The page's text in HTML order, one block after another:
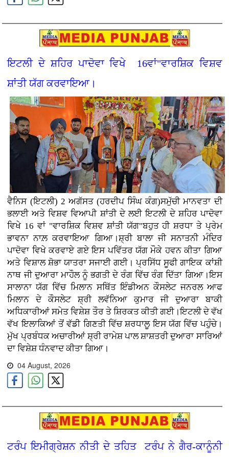
ਇਟਲੀ ਦੇ ਸ਼ਹਿਰ ਪਾਦੋਵਾ ਵਿਖੇ 16ਵਾਂ"ਵਾਰਸ਼ਿਕ ਵਿਸ਼ਵ
ਸ਼ਾਂਤੀ ਯੱਗ ਕਰਵਾਇਆ।
ਵੈਨਿਸ (ਇਟਲੀ) 2 ਅਗੱਸਤ (ਹਰਦੀਪ ਸਿੰਘ ਕੰਗ)ਸਮੁੱਚੀ ਮਾਨਵਤਾ ਦੀ
ਭਲਾਈ ਅਤੇ ਵਿਸ਼ਵ ਵਿਆਪੀ ਸ਼ਾਂਤੀ ਦੇ ਲਈ ਇਟਲੀ ਦੇ ਸ਼ਹਿਰ ਪਾਦੋਵਾ
ਵਿਖੇ 16 ਵਾਂ "ਵਾਰਸ਼ਿਕ ਵਿਸ਼ਵ ਸ਼ਾਂਤੀ ਯੱਗ"ਬਹੁਤ ਹੀ ਸ਼ਰਧਾ ਤੇ ਪ੍ਰੇਮ
ਭਾਵਨਾ ਨਾਲ਼ ਕਰਵਾਇਆ ਗਿਆ।ਸ਼੍ਰੀ ਬਾਲਾ ਜੀ ਸਨਾਤਨੀ ਮੰਦਿਰ
ਪਾਦੋਵਾ ਵਿਖੇ ਕਰਵਾਏ ਗਏ ਇਸ ਪਵਿੱਤਰ ਯੱਗ ਮੌਕੇ ਹਵਨ ਕੀਤਾ ਗਿਆ
ਅਤੇ ਵਿਸ਼ਾਲ ਸ਼ੋਭਾ ਯਾਤਰਾ ਸਜਾਈ ਗਈ। ਪ੍ਰਸਿੱਧ ਸੂਫੀ ਗਾਇਕ ਕਾਂਸ਼ੀ
ਨਾਥ ਜੀ ਦੁਆਰਾ ਮਾਹੌਲ ਨੂੰ ਭਗਤੀ ਦੇ ਰੰਗ ਵਿੱਚ ਰੰਗ ਦਿੱਤਾ ਗਿਆ।ਇਸ
ਸਾਲਾਨਾ ਯੱਗ ਵਿੱਚ ਮਿਲਾਨ ਸਥਿੱਤ ਇੰਡੀਅਨ ਕੌਸਲੇਟ ਜਨਰਲ ਆਫ
ਮਿਲਾਨ ਦੇ ਕੌਸਲੇਟ ਸ਼੍ਰੀ ਲਵੱਨਿਆ ਕੁਮਾਰ ਜੀ ਦੁਆਰਾ ਬਾਕੀ
ਅਧਿਕਾਰੀਆਂ ਸਮੇਤ ਵਿਸ਼ੇਸ਼ ਤੌਰ ਤੇ ਸ਼ਿਰਕਤ ਕੀਤੀ ਗਈ।ਇਟਲੀ ਦੇ ਵੱਖ
ਵੱਖ ਇਲਾਕਿਆਂ ਤੋਂ ਵੱਡੀ ਗਿਣਤੀ ਵਿੱਚ ਸ਼ਰਧਾਲੂ ਇਸ ਯੱਗ ਵਿੱਚ ਪਹੁੰਚੇ।
ਮੁੱਖ ਪ੍ਰਬੰਧਕ ਅਚਾਰੀਆਂ ਸ਼੍ਰੀ ਰਾਮੇਸ਼ ਪਾਲ ਸ਼ਾਸ਼ਤਰੀ ਦੁਆਰਾ ਸਾਰਿਆਂ
ਦਾ ਵਿਸ਼ੇਸ਼ ਧੰਨਵਾਦ ਕੀਤਾ ਗਿਆ।
04 August, 2026
ਟਰੰਪ ਇਮੀਗ੍ਰੇਸ਼ਨ ਨੀਤੀ ਦੇ ਤਹਿਤ ਟਰੰਪ ਨੇ ਗੈਰ-ਕਾਨੂੰਨੀ